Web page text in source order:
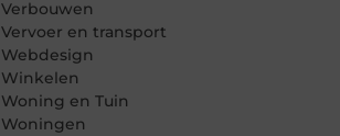
Verbouwen
Vervoer en transport
Webdesign
Winkelen
Woning en Tuin
Woningen